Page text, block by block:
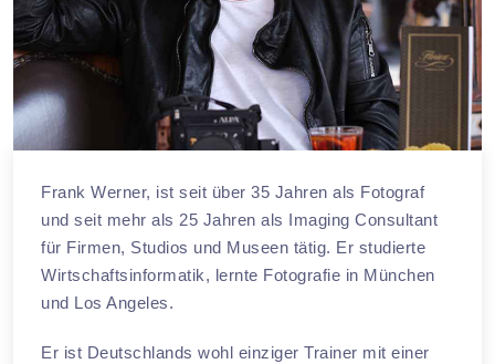
Frank Werner, ist seit über 35 Jahren als Fotograf
und seit mehr als 25 Jahren als Imaging Consultant
für Firmen, Studios und Museen tätig. Er studierte
Wirtschaftsinformatik, lernte Fotografie in München
und Los Angeles.
Er ist Deutschlands wohl einziger Trainer mit einer